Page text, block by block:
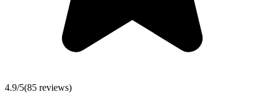
4.9/5(85 reviews)